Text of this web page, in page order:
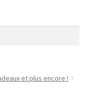
le
et plus encore !